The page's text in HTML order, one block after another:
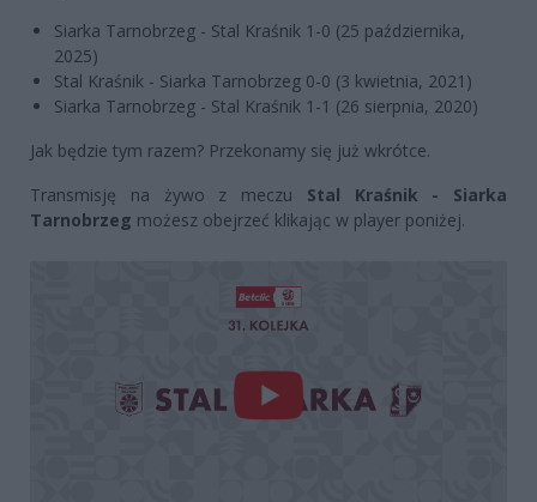
Siarka Tarnobrzeg - Stal Kraśnik 1-0 (25 października,
2025)
Stal Kraśnik - Siarka Tarnobrzeg 0-0 (3 kwietnia, 2021)
Siarka Tarnobrzeg - Stal Kraśnik 1-1 (26 sierpnia, 2020)
Jak będzie tym razem? Przekonamy się już wkrótce.
Transmisję na żywo z meczu Stal Kraśnik - Siarka
Tarnobrzeg możesz obejrzeć klikając w player poniżej.